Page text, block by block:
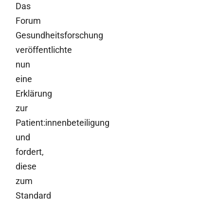
Das
Forum
Gesundheitsforschung
veröffentlichte
nun
eine
Erklärung
zur
Patient:innenbeteiligung
und
fordert,
diese
zum
Standard